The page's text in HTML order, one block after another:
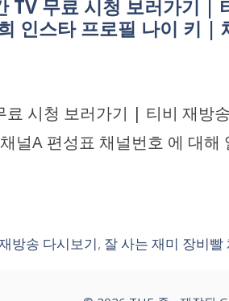
TV 무료 시청 보러가기
인스타 프로필 나이 키 |
료 시청 보러가기 | 티비 재
A 편성표 채널번호 에 대
방송 다시보기, 잘 사는 재미 장비빨